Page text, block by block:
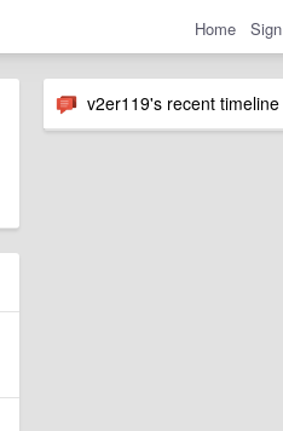
Home
v2er119's recent